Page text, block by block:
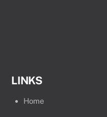
LINKS
Home